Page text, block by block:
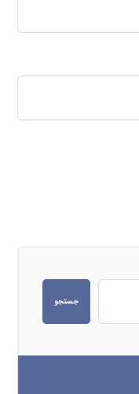
جستجو